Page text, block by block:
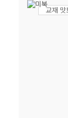
교재